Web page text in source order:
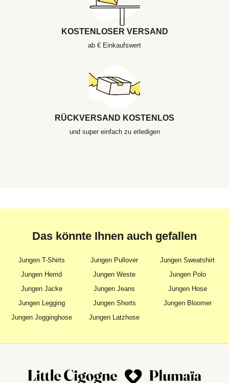
KOSTENLOSER VERSAND
ab € Einkaufswert
RÜCKVERSAND KOSTENLOS
und super einfach zu erledigen
Das könnte Ihnen auch gefallen
Jungen T-Shirts Jungen Pullover
Jungen Sweatshirt
Jungen Hemd
Jungen Weste
Jungen Polo
Jungen Jacke
Jungen Jeans
Jungen Hose
Jungen Legging
Jungen Shorts
Jungen Bloomer
Jungen Jogginghose
Jungen Latzhose